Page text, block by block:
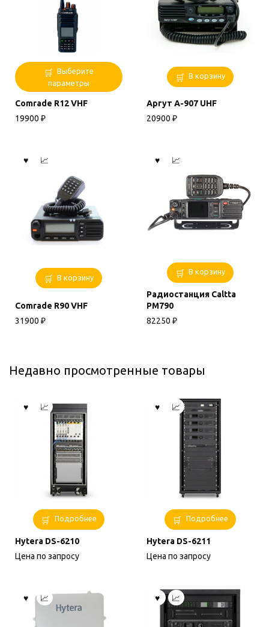
Выберите
параметры
Этот
товар
имеет
несколько
странице
товара.
Comrade R12 VHF
19900 ₽
В корзину
Аргут А-907 UHF
20900 ₽
В корзину
Comrade R90 VHF
31900 ₽
В корзину
Радиостанция Caltta
РМ790
82250 ₽
Недавно просмотренные товары
Подробнее
Hytera DS-6210
Цена по запросу
Подробнее
Hytera DS-6211
Цена по запросу